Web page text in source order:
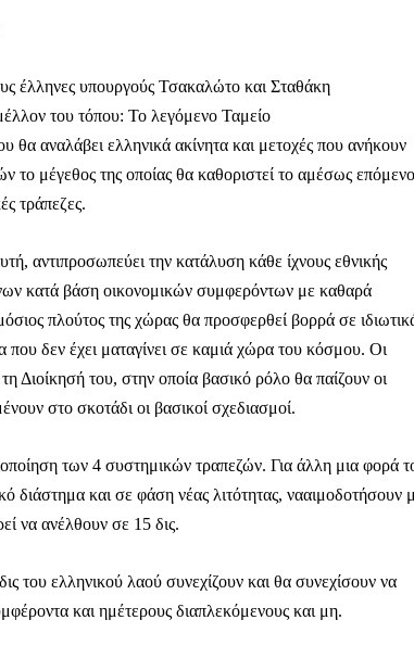
κατάσταση, συνέχισε να μας διαβάζεις δωρεάν.
Ορίστε δύο καλοί λόγοι για να το κάνεις:
την ποιότητα και την ανεξαρτησία της
και η διαδικασία διαρκεί λιγότερο από 1 λεπτό.
Γίνε συνδρομητής
Σας ευχαριστούμε θερμά.
έλληνες υπουργούς Τσακαλώτο και Σταθάκη
του τόπου: To λεγόμενο Ταμείο
θα αναλάβει ελληνικά ακίνητα και μετοχές που ανήκουν
το μέγεθος της οποίας θα καθοριστεί το αμέσως επόμενο
τράπεζες.
αντιπροσωπεύει την κατάλυση κάθε ίχνους εθνικής
κατά βάση οικονομικών συμφερόντων με καθαρά
πλούτος της χώρας θα προσφερθεί βορρά σε
δεν έχει ματαγίνει σε καμιά χώρα του κόσμου. Οι
Διοίκησή του, στην οποία βασικό ρόλο θα παίζουν οι
στο σκοτάδι οι βασικοί σχεδιασμοί.
των 4 συστημικών τραπεζών. Για άλλη μια φορά
και σε φάση νέας λιτότητας, νααιμοδοτήσουν
να ανέλθουν σε 15 δις.
του ελληνικού λαού συνεχίζουν και θα συνεχίσουν να
και ημέτερους διαπλεκόμενους και μη.